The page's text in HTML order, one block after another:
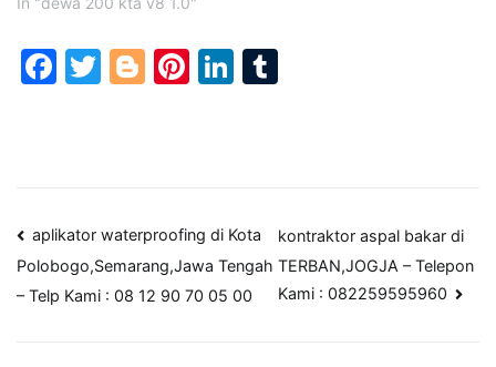
Facebook
Twitter
Blogger
Pinterest
LinkedIn
Post
navigation
aplikator waterproofing di Kota
Polobogo,Semarang,Jawa Tengah
– Telp Kami : 08 12 90 70 05 00
kontraktor aspal bakar di
TERBAN,JOGJA – Telepon
Kami : 082259595960